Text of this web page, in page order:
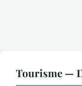
Tourisme —